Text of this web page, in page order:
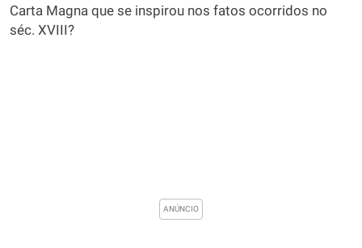
Carta Magna que se inspirou nos fatos ocorridos no
séc. XVIII?